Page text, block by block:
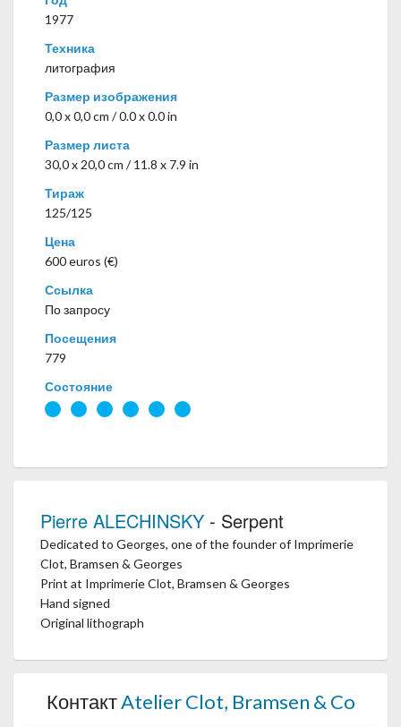
1977
Техника
литография
Размер изображения
0,0 x 0,0 cm / 0.0 x 0.0 in
Размер листа
30,0 x 20,0 cm / 11.8 x 7.9 in
Тираж
125/125
Цена
600 euros (€)
Ссылка
По запросу
Посещения
779
Состояние
Pierre ALECHINSKY - Serpent
Dedicated to Georges, one of the founder of Imprimerie
Clot, Bramsen & Georges
Print at Imprimerie Clot, Bramsen & Georges
Hand signed
Original lithograph
КонтактAtelier Clot, Bramsen & Co